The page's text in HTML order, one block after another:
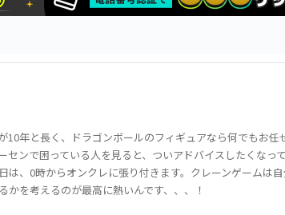
10年と長く、ドラゴンボールのフィギュアなら何でもお
センで困っている人を見ると、ついアドバイスしたくなっ
は、0時からオンクレに張り付きます。クレーンゲームは
かを考えるのが最高に熱いんです、、、！